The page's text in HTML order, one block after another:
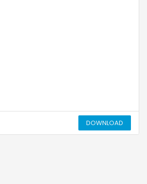
DOWNLOAD